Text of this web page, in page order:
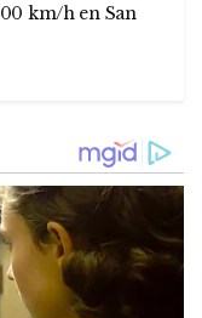
km/h en San